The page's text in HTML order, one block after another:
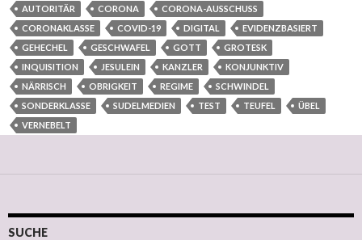
AUTORITÄR CORONA
CORONA-AUSSCHUSS
CORONAKLASSE
COVID-19 DIGITAL
EVIDENZBASIERT
GEHECHEL
GESCHWAFEL GOTT
GROTESK
INQUISITION
JESULEIN KANZLER
KONJUNKTIV
NÄRRISCH
OBRIGKEIT REGIME
SCHWINDEL
SONDERKLASSE
SUDELMEDIEN TEST TEUFEL
ÜBEL
VERNEBELT
SUCHE